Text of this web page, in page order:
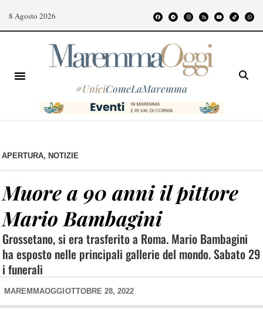
8 Agosto 2026
#UniciComeLaMaremma
APERTURA, NOTIZIE
Muore a 90 anni il pittore
Mario Bambagini
Grossetano, si era trasferito a Roma. Mario Bambagini
ha esposto nelle principali gallerie del mondo. Sabato 29
i funerali
MAREMMAOGGI OTTOBRE 28, 2022